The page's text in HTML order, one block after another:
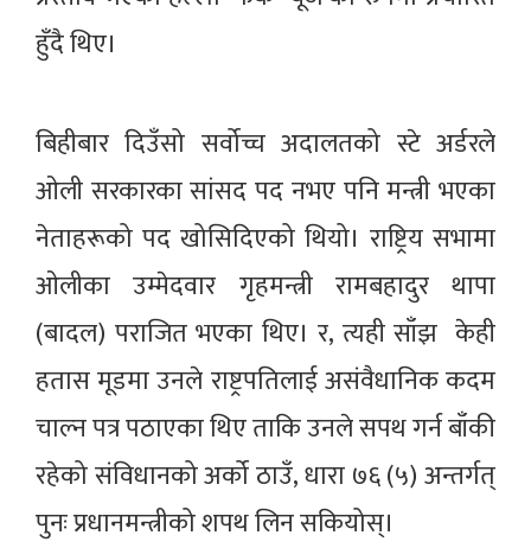
हुँदै थिए।
बिहीबार दिउँसो सर्वोच्च अदालतको स्टे अर्डरले
ओली सरकारका सांसद पद नभए पनि मन्त्री भएका
नेताहरूको पद खोसिदिएको थियो। राष्ट्रिय सभामा
ओलीका उम्मेदवार गृहमन्त्री रामबहादुर थापा
(बादल) पराजित भएका थिए। र, त्यही साँझ केही
हतास मूडमा उनले राष्ट्रपतिलाई असंवैधानिक कदम
चाल्न पत्र पठाएका थिए ताकि उनले सपथ गर्न बाँकी
रहेको संविधानको अर्को ठाउँ, धारा ७६ (५) अन्तर्गत्
पुनः प्रधानमन्त्रीको शपथ लिन सकियोस्।